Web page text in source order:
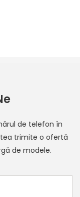
de telefon în
trimite o ofertă
de modele.